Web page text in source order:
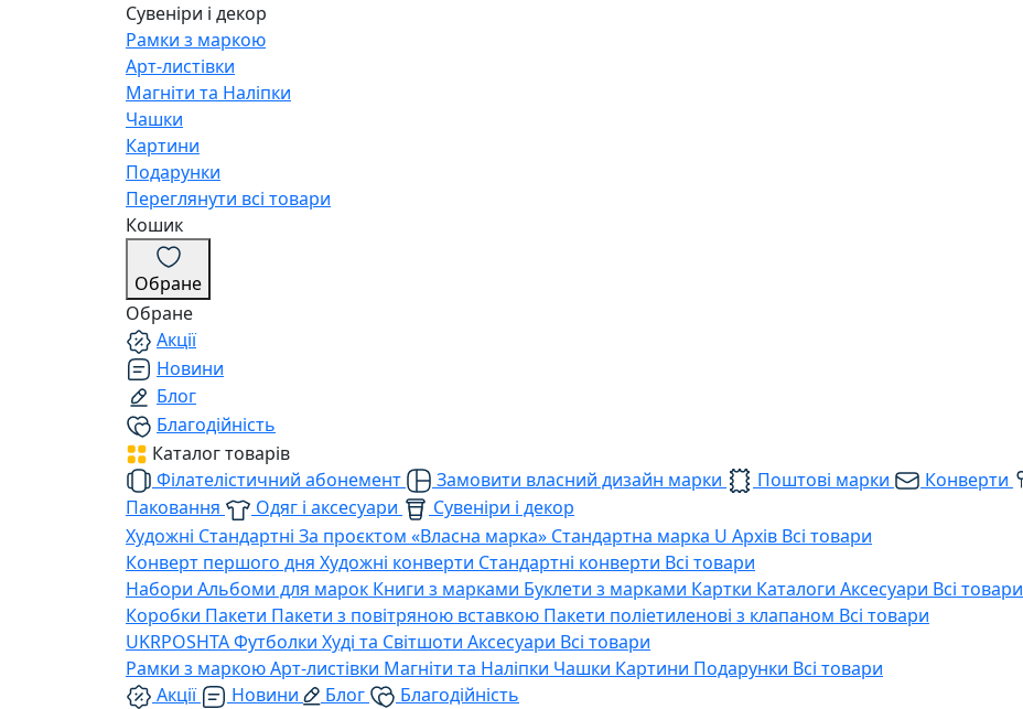
Сувеніри і декор
Рамки з маркою
Арт-листівки
Магніти та Наліпки
Чашки
Картини
Подарунки
Переглянути всі товари
Кошик
Обране
Обране
Акції
Новини
Блог
Благодійність
Каталог товарів
Філателістичний абонемент
Замовити власний дизайн марки Поштові марки Конверти
Паковання
Одяг і аксесуари
Сувеніри і декор
Художні Стандартні За проєктом «Власна марка» Стандартна марка U Архів Всі товари
Конверт першого дня Художні конверти Стандартні конверти Всі товари
Набори Альбоми для марок Книги з марками Буклети з марками Картки Каталоги Аксесуари Всі товари
Коробки Пакети Пакети з повітряною вставкою Пакети поліетиленові з клапаном Всі товари
UKRPOSHTAФутболки Худі та Світшоти Аксесуари Всі товари
Рамки з маркоюАрт-листівки Магніти та Наліпки Чашки Картини Подарунки Всі товари
Акції
Новини Блог
Благодійність